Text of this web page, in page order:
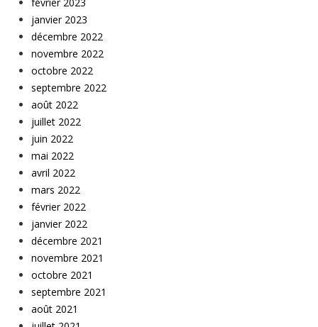
janvier 2023
décembre 2022
novembre 2022
octobre 2022
septembre 2022
août 2022
juillet 2022
juin 2022
mai 2022
avril 2022
mars 2022
février 2022
janvier 2022
décembre 2021
novembre 2021
octobre 2021
septembre 2021
août 2021